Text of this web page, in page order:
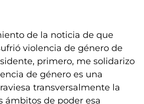
de la noticia de que
violencia de género de
primero, me solidarizo
de género es una
transversalmente la
ámbitos de poder esa